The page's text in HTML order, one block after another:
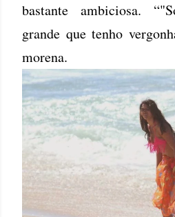
bastante ambiciosa.
grande que tenho
morena.